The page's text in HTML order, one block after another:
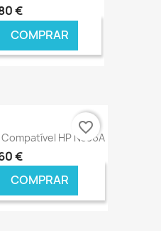
€
COMPRAR
€ ONLINE
HP N336A
€
COMPRAR
favorite_border